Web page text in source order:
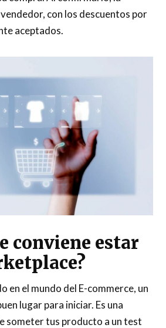
vendedor, con los descuentos por
aceptados.
conviene estar
en el mundo del E-commerce, un
lugar para iniciar. Es una
someter tus producto a un test